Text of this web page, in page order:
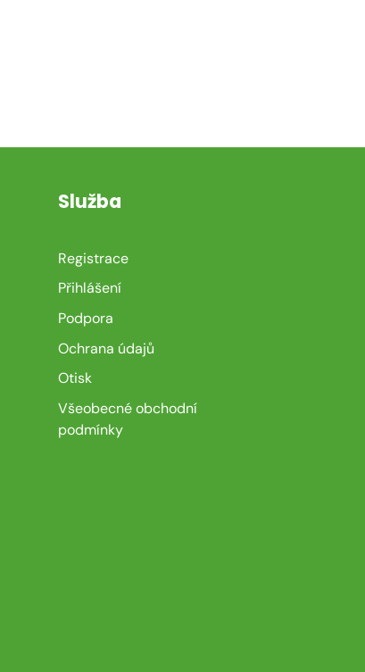
Služba
Registrace
Přihlášení
Podpora
Ochrana údajů
Otisk
Všeobecné obchodní
podmínky